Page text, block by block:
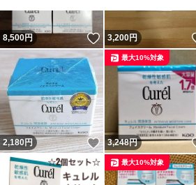
8,500円 いいね！
3,200円
2,180円 いいね！
3,248円
最大10%対象
最大10%対象